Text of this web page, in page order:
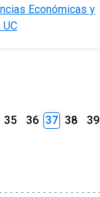
Económicas y
35 36 37 38 39